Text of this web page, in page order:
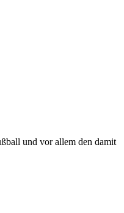
und vor allem den damit